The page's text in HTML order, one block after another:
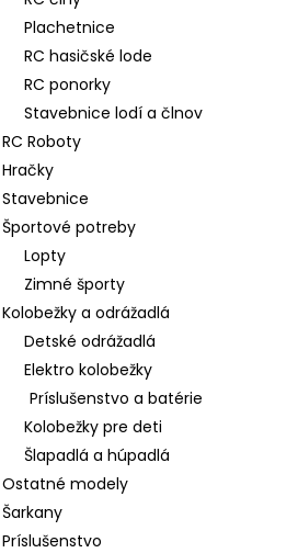
Plachetnice
RC hasičské lode
RC ponorky
Stavebnice lodí a člnov
RC Roboty
Hračky
Stavebnice
Športové potreby
Lopty
Zimné športy
Kolobežky a odrážadlá
Detské odrážadlá
Elektro kolobežky
Príslušenstvo a batérie
Kolobežky pre deti
Šlapadlá a húpadlá
Ostatné modely
Šarkany
Príslušenstvo
DRIFTOVACIE AUTO HB-DRIFT CAR
€30